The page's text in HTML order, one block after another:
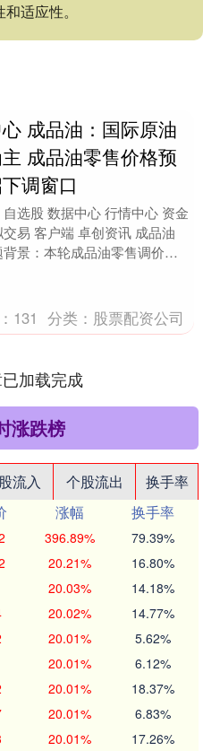
适应性。
成品油：国际原油
成品油零售价格预
调窗口
选股 数据中心 行情中心 资金
易 客户端 卓创资讯 成品油
景：本轮成品油零售调价周
131 分类： 股票配资公司
加载完成
涨跌榜
流入 个股流出
换手率
涨幅
换手率
396.89% 79.39%
20.21% 16.80%
20.03% 14.18%
20.02% 14.77%
20.01% 5.62%
20.01% 6.12%
20.01% 18.37%
20.01% 6.83%
20.01% 17.26%